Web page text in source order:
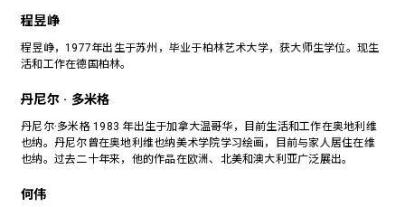
程昱峥
程昱峥，1977年出生于苏州，毕业于柏林艺术大学，获大师生学位。现生
活和工作在德国柏林。
丹尼尔 · 多米格
丹尼尔·多米格 1983 年出生于加拿大温哥华，目前生活和工作在奥地利维
也纳。丹尼尔曾在奥地利维也纳美术学院学习绘画，目前与家人居住在维
也纳。过去二十年来，他的作品在欧洲、北美和澳大利亚广泛展出。
何伟